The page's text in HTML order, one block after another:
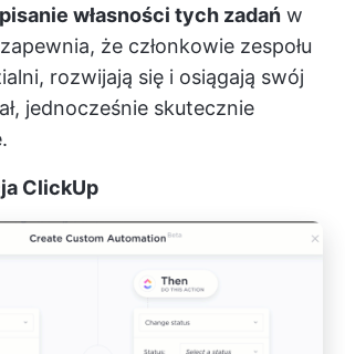
własności tych zadań w
że członkowie zespołu
rozwijają się i osiągają swój
jednocześnie skutecznie
ClickUp